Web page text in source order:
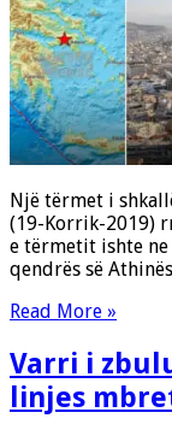
Një tërmet i
(19-Korrik-2019)
e tërmetit ishte
qendrës së
Read More »
Varri i
linjes